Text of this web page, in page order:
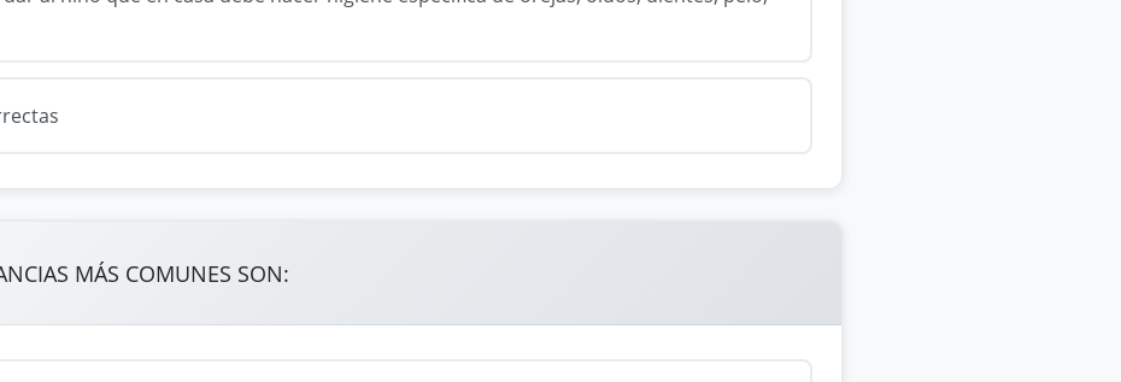
MÁS COMUNES SON: